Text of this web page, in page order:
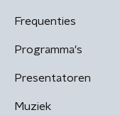
Frequenties
Programma's
Presentatoren
Muziek